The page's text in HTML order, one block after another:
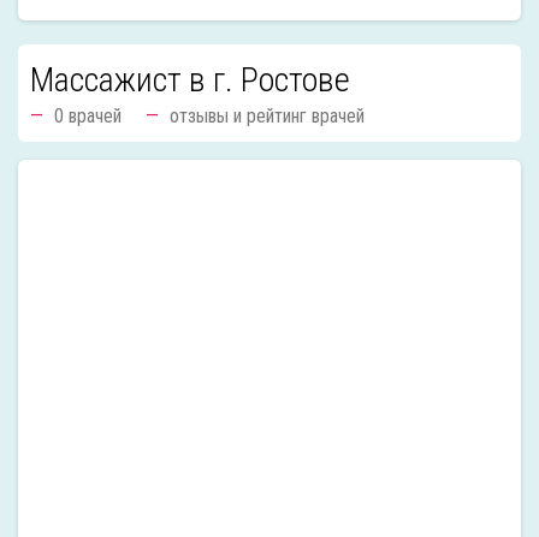
Массажист в г. Ростове
0 врачей отзывы и рейтинг врачей